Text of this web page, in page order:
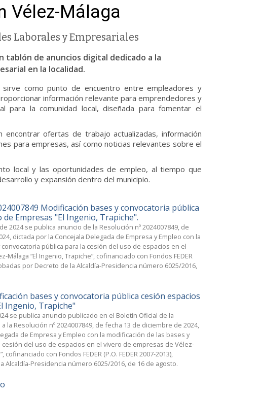
Vélez-Málaga
Laborales y Empresariales
tablón de anuncios digital dedicado a la
en la localidad.
sirve como punto de encuentro entre empleadores y
información relevante para emprendedores y
para la comunidad local, diseñada para fomentar el
ofertas de trabajo actualizadas, información
para empresas, así como noticias relevantes sobre el
local y las oportunidades de empleo, al tiempo que
y expansión dentro del municipio.
Modificación bases y convocatoria pública
de Empresas "El Ingenio, Trapiche".
2024 se publica anuncio de la Resolución nº 2024007849, de
dictada por la Concejala Delegada de Empresa y Empleo con la
pública para la cesión del uso de espacios en el
“El Ingenio, Trapiche”, cofinanciado con Fondos FEDER
por Decreto de la Alcaldía-Presidencia número 6025/2016,
bases y convocatoria pública cesión espacios
Ingenio, Trapiche"
se publica anuncio publicado en el Boletín Oficial de la
a la Resolución nº 2024007849, de fecha 13 de diciembre de 2024,
de Empresa y Empleo con la modificación de las bases y
cesión del uso de espacios en el vivero de empresas de Vélez-
cofinanciado con Fondos FEDER (P.O. FEDER 2007-2013),
Alcaldía-Presidencia número 6025/2016, de 16 de agosto.